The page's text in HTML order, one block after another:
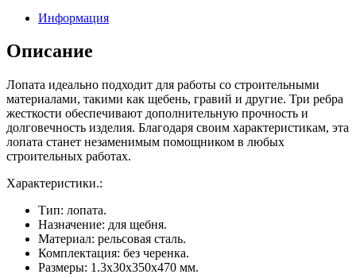
Информация
Описание
Лопата идеально подходит для работы со строительными
материалами, такими как щебень, гравий и другие. Три ребра
жесткости обеспечивают дополнительную прочность и
долговечность изделия. Благодаря своим характеристикам, эта
лопата станет незаменимым помощником в любых
строительных работах.
Характеристики.:
Тип: лопата.
Назначение: для щебня.
Материал: рельсовая сталь.
Комплектация: без черенка.
Размеры: 1.3х30х350х470 мм.